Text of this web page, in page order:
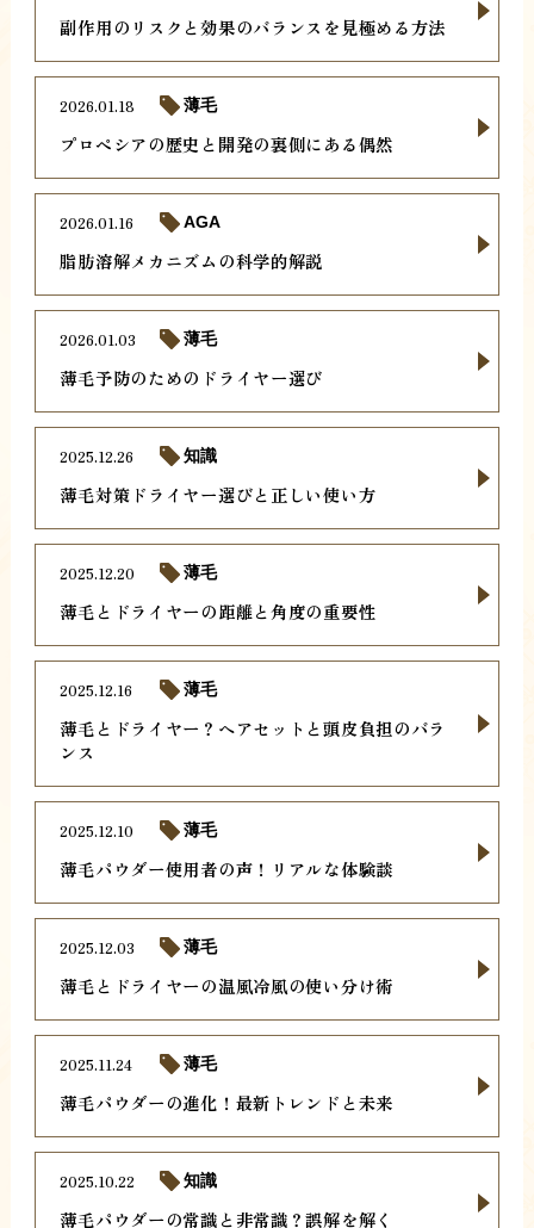
副作用のリスクと効果のバランスを見極める方法
プロペシアの歴史と開発の裏側にある偶然
2026.01.18 薄毛
脂肪溶解メカニズムの科学的解説
2026.01.16 AGA
薄毛予防のためのドライヤー選び
2026.01.03 薄毛
薄毛対策ドライヤー選びと正しい使い方
2025.12.26 知識
薄毛とドライヤーの距離と角度の重要性
2025.12.20 薄毛
薄毛とドライヤー？ヘアセットと頭皮負担のバラ
ンス
2025.12.16 薄毛
薄毛パウダー使用者の声！リアルな体験談
2025.12.10 薄毛
薄毛とドライヤーの温風冷風の使い分け術
2025.12.03 薄毛
薄毛パウダーの進化！最新トレンドと未来
2025.11.24 薄毛
薄毛パウダーの常識と非常識？誤解を解く
2025.10.22 知識